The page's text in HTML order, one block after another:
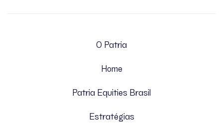
O Patria
Home
Patria Equities Brasil
Estratégias